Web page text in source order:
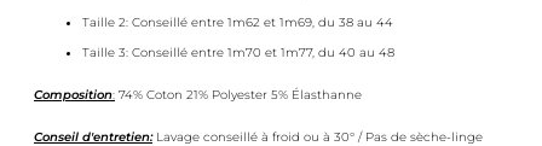
Taille 2: Conseillé entre 1m62 et 1m69, du 38 au 44
Taille 3: Conseillé entre 1m70 et 1m77, du 40 au 48
Composition: 74% Coton 21% Polyester 5% Élasthanne
Conseil d'entretien: Lavage conseillé à froid ou à 30° / Pas de sèche-linge